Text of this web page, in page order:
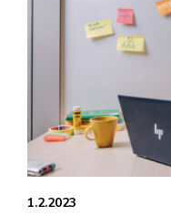
1.2.2023